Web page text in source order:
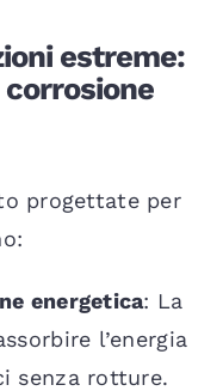
estreme:
progettate per
energetica: La
l’energia
senza rotture.